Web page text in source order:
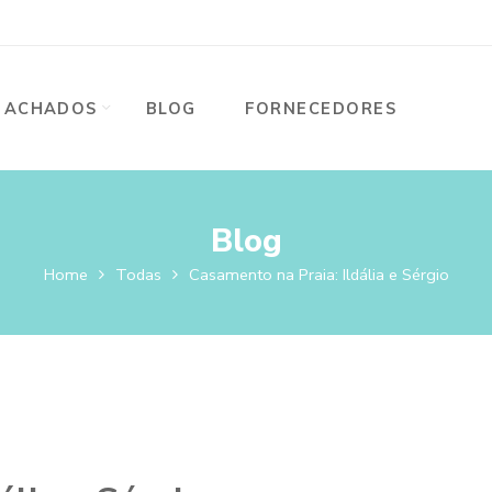
ACHADOS BLOG FORNECEDORES
Blog
Home Todas Casamento na Praia: Ildália e Sérgio